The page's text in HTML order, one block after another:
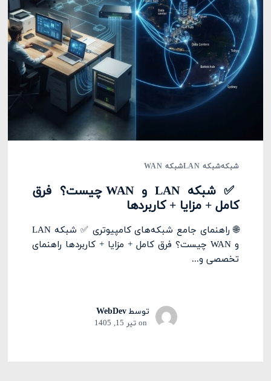
شبکهشبکه LAN شبکه WAN
✅ شبکه LAN و WAN چیست؟ فرق
کامل + مزایا + کاربردها
🌐 راهنمای جامع شبکه‌های کامپیوتری ✅ شبکه LAN
و WAN چیست؟ فرق کامل + مزایا + کاربردها راهنمای
تخصصی و...
توسطWebDev
on تیر 15, 1405